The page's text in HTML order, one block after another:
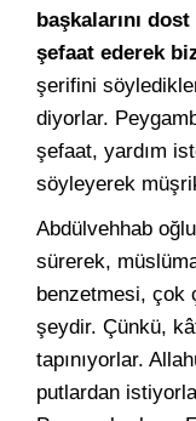
başkalarını
şefaat ederek
şerifini
diyorlar.
şefaat, yardım
söyleyerek
Abdülvehhab
sürerek,
benzetmesi, çok
şeydir. Çünkü,
tapınıyorlar.
putlardan